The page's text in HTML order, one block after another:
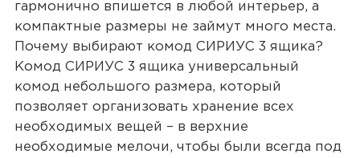
гармонично впишется в любой интерьер, а
компактные размеры не займут много места.
Почему выбирают комод СИРИУС 3 ящика?
Комод СИРИУС 3 ящика универсальный
комод небольшого размера, который
позволяет организовать хранение всех
необходимых вещей – в верхние
необходимые мелочи, чтобы были всегда под